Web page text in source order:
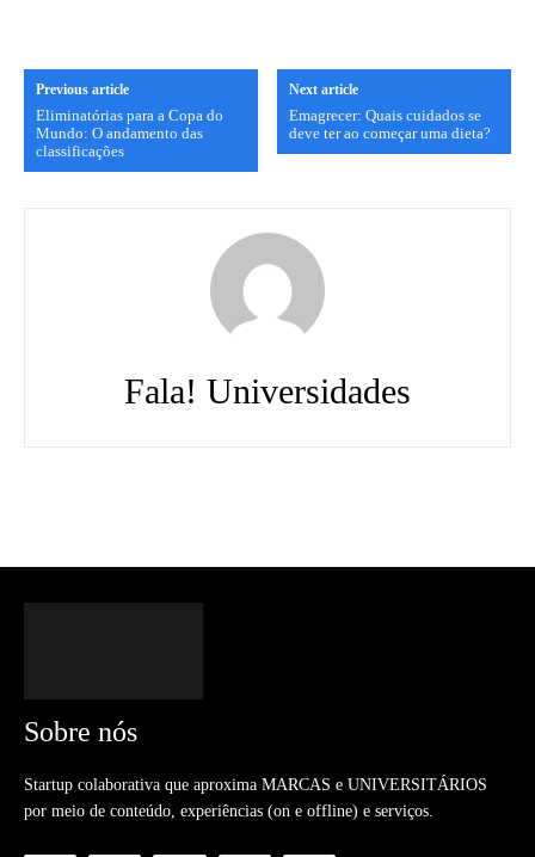
Previous article
Eliminatórias para a Copa do
Mundo: O andamento das
classificações
Next article
Emagrecer: Quais cuidados se
deve ter ao começar uma dieta?
Fala! Universidades
Sobre nós
Startup colaborativa que aproxima MARCAS e UNIVERSITÁRIOS
por meio de conteúdo, experiências (on e offline) e serviços.